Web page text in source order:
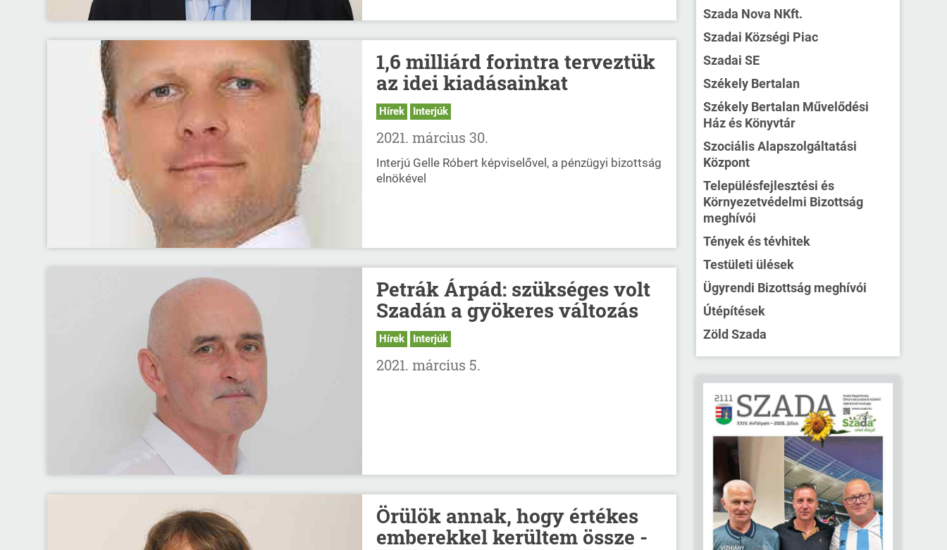
1,6 milliárd forintra terveztük
az idei kiadásainkat
Hírek Interjúk
2021. március 30.
Interjú Gelle Róbert képviselővel, a pénzügyi bizottság
elnökével
Petrák Árpád: szükséges volt
Szadán a gyökeres változás
Hírek Interjúk
2021. március 5.
Örülök annak, hogy értékes
emberekkel kerültem össze -
Szada Nova NKft.
Szadai Községi Piac
Szadai SE
Székely Bertalan
Székely Bertalan Művelődési
Ház és Könyvtár
Szociális Alapszolgáltatási
Központ
Településfejlesztési és
Környezetvédelmi Bizottság
meghívói
Tények és tévhitek
Testületi ülések
Ügyrendi Bizottság meghívói
Útépítések
Zöld Szada